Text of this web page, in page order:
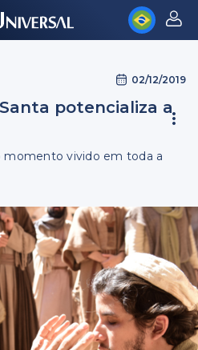
02/12/2019
potencializa a
momento vivido em toda a